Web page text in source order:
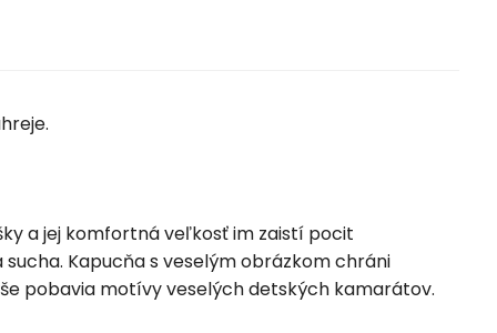
a jej komfortná veľkosť im zaistí pocit
Kapucňa s veselým obrázkom chráni
pobavia motívy veselých detských kamarátov.